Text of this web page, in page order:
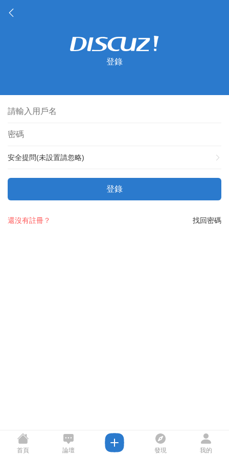
登錄
安全提問(未設置請忽略)
登錄
找回密碼
還沒有註冊？
首頁 論壇 發現 我的